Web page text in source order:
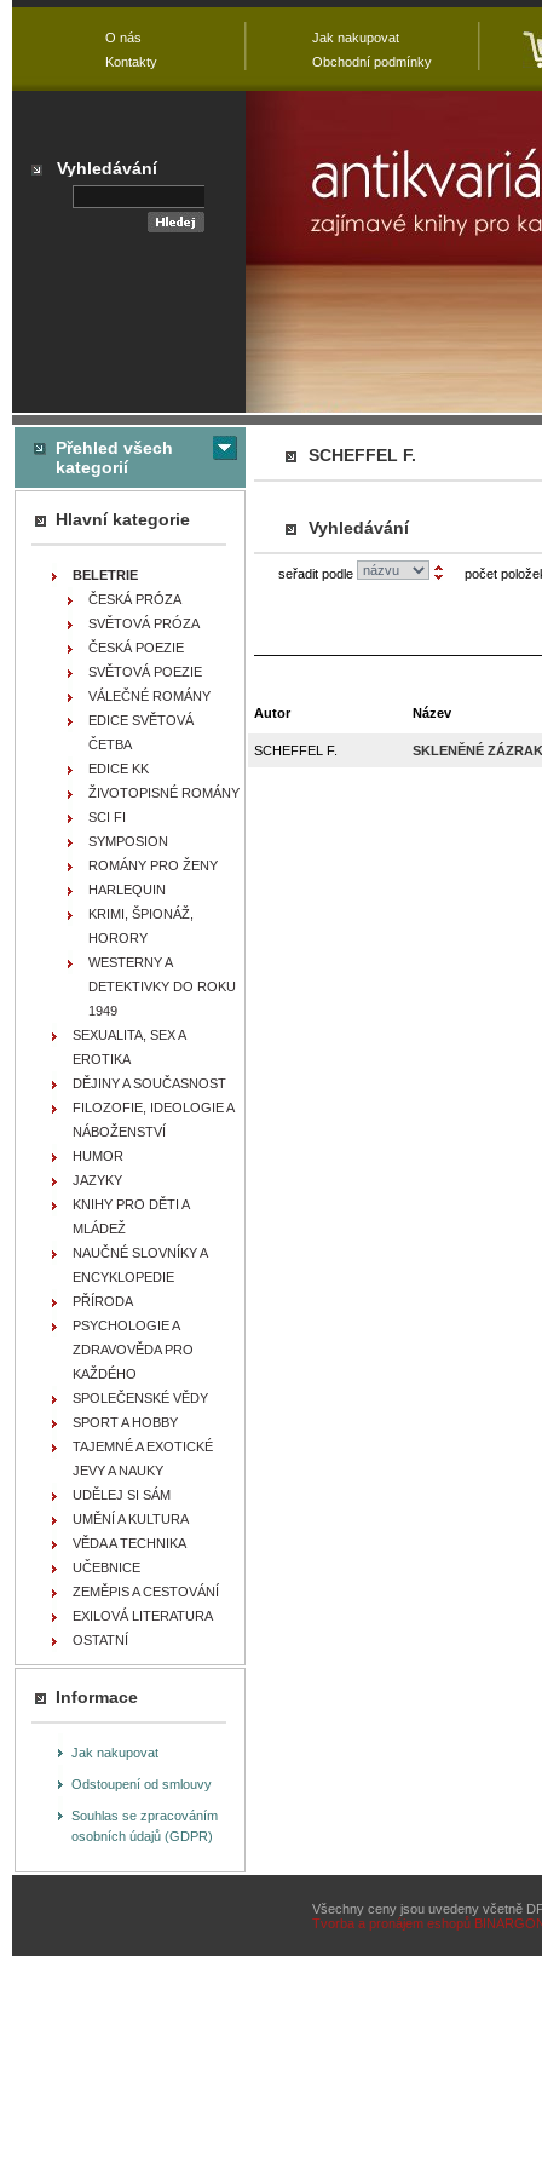
SCHEFFEL F.
Vyhledávání
seřadit podle počet
Autor Název
SCHEFFEL F. SKLENĚNÉ
Přehled všech
kategorií
Hlavní kategorie
BELETRIE
ČESKÁ PRÓZA
SVĚTOVÁ PRÓZA
ČESKÁ POEZIE
SVĚTOVÁ POEZIE
VÁLEČNÉ ROMÁNY
EDICE SVĚTOVÁ
ČETBA
EDICE KK
ŽIVOTOPISNÉ ROMÁNY
SCI FI
SYMPOSION
ROMÁNY PRO ŽENY
HARLEQUIN
KRIMI, ŠPIONÁŽ,
HORORY
WESTERNY A
DETEKTIVKY DO ROKU
1949
SEXUALITA, SEX A
EROTIKA
DĚJINY A SOUČASNOST
FILOZOFIE, IDEOLOGIE A
NÁBOŽENSTVÍ
HUMOR
JAZYKY
KNIHY PRO DĚTI A
MLÁDEŽ
NAUČNÉ SLOVNÍKY A
ENCYKLOPEDIE
PŘÍRODA
PSYCHOLOGIE A
ZDRAVOVĚDA PRO
KAŽDÉHO
SPOLEČENSKÉ VĚDY
SPORT A HOBBY
TAJEMNÉ A EXOTICKÉ
JEVY A NAUKY
UDĚLEJ SI SÁM
UMĚNÍ A KULTURA
VĚDA A TECHNIKA
UČEBNICE
ZEMĚPIS A CESTOVÁNÍ
EXILOVÁ LITERATURA
OSTATNÍ
Informace
Jak nakupovat
Odstoupení od smlouvy
Souhlas se zpracováním
osobních údajů (GDPR)
Všechny ceny jsou uvedeny včetně
Tvorba a pronájem eshopů
O nás
Kontakty
Jak nakupovat
Obchodní podmínky
Vyhledávání